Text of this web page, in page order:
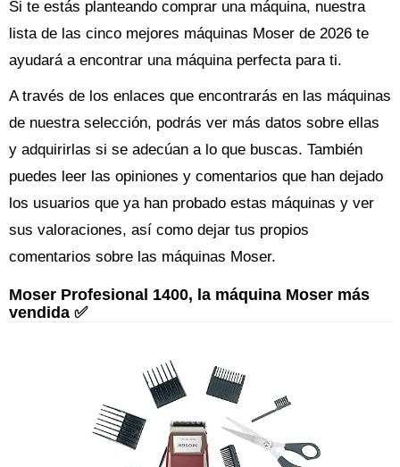
Si te estás planteando comprar una máquina, nuestra
lista de las cinco mejores máquinas Moser de 2026 te
ayudará a encontrar una máquina perfecta para ti.
A través de los enlaces que encontrarás en las máquinas
de nuestra selección, podrás ver más datos sobre ellas
y adquirirlas si se adecúan a lo que buscas. También
puedes leer las opiniones y comentarios que han dejado
los usuarios que ya han probado estas máquinas y ver
sus valoraciones, así como dejar tus propios
comentarios sobre las máquinas Moser.
Moser Profesional 1400, la máquina Moser más
vendida ✅